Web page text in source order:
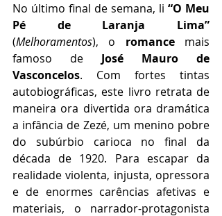
No último final de semana, li “O Meu
Pé de Laranja Lima”
(Melhoramentos), o romance mais
famoso de José Mauro de
Vasconcelos. Com fortes tintas
autobiográficas, este livro retrata de
maneira ora divertida ora dramática
a infância de Zezé, um menino pobre
do subúrbio carioca no final da
década de 1920. Para escapar da
realidade violenta, injusta, opressora
e de enormes carências afetivas e
materiais, o narrador-protagonista